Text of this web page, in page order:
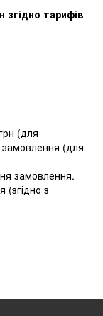
згідно тарифів
(для
(для
замовлення.
(згідно з